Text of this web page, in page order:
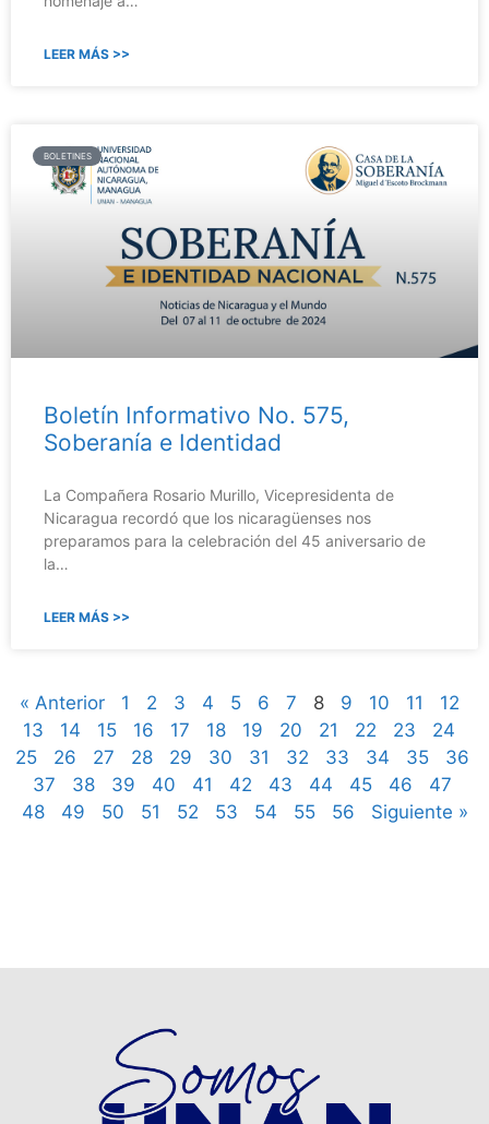
LEER MÁS >>
BOLETINES
Boletín Informativo No. 575,
Soberanía e Identidad
La Compañera Rosario Murillo, Vicepresidenta de
Nicaragua recordó que los nicaragüenses nos
preparamos para la celebración del 45 aniversario de
la…
LEER MÁS >>
« Anterior 1 2 3 4 5 6 7 8 9 10 11
12
13
14 15 16 17 18 19 20 21 22 23
24
25
26 27 28 29 30 31 32 33 34 35
36
37
38 39 40 41 42 43 44 45 46
47
48
49 50 51 52 53 54 55 56 Siguiente »